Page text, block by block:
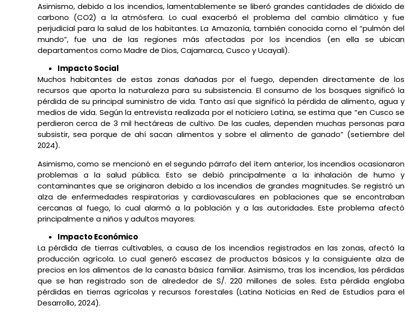
Asimismo, debido a los incendios, lamentablemente se liberó grandes cantidades de dióxido de
carbono (CO2) a la atmósfera. Lo cual exacerbó el problema del cambio climático y fue
perjudicial para la salud de los habitantes. La Amazonía, también conocida como el “pulmón del
mundo”, fue una de las regiones más afectadas por los incendios (en ella se ubican
departamentos como Madre de Dios, Cajamarca, Cusco y Ucayali).
Impacto Social
Muchos habitantes de estas zonas dañadas por el fuego, dependen directamente de los
recursos que aporta la naturaleza para su subsistencia. El consumo de los bosques significó la
pérdida de su principal suministro de vida. Tanto así que significó la pérdida de alimento, agua y
medios de vida. Según la entrevista realizada por el noticiero Latina, se estima que “en Cusco se
perdieron cerca de 3 mil hectáreas de cultivo. De las cuales, dependen muchas personas para
subsistir, sea porque de ahí sacan alimentos y sobre el alimento de ganado” (setiembre del
2024).
Asimismo, como se mencionó en el segundo párrafo del ítem anterior, los incendios ocasionaron
problemas a la salud pública. Esto se debió principalmente a la inhalación de humo y
contaminantes que se originaron debido a los incendios de grandes magnitudes. Se registró un
alza de enfermedades respiratorias y cardiovasculares en poblaciones que se encontraban
cercanas al fuego, lo cual alarmó a la población y a las autoridades. Este problema afectó
principalmente a niños y adultos mayores.
Impacto Económico
La pérdida de tierras cultivables, a causa de los incendios registrados en las zonas, afectó la
producción agrícola. Lo cual generó escasez de productos básicos y la consiguiente alza de
precios en los alimentos de la canasta básica familiar. Asimismo, tras los incendios, las pérdidas
que se han registrado son de alrededor de S/. 220 millones de soles. Esta pérdida engloba
pérdidas en tierras agrícolas y recursos forestales (Latina Noticias en Red de Estudios para el
Desarrollo, 2024).